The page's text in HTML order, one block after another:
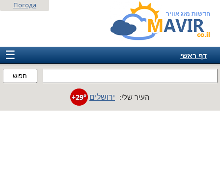
חדשות מזג אוויר
חפוש
Погода
☰
דף ראשי
אמריקה
העיר שלי: ירושלים +29°